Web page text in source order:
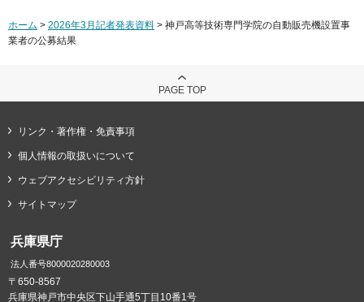
ホーム > 2026年3月記者発表資料 > 神戸高等技術専門学院の自動販売機設置事
業者の公募結果
PAGE TOP
リンク・著作権・免責事項
個人情報の取扱いについて
ウェブアクセシビリティ方針
サイトマップ
兵庫県庁
法人番号8000020280003
〒650-8567
兵庫県神戸市中央区下山手通5丁目10番1号